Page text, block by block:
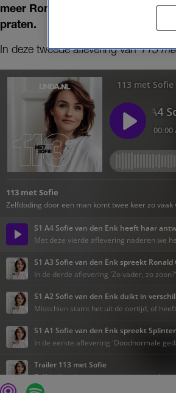
meer Ronald Giphart en Splinter
praten.
In deze tweede aflevering van113